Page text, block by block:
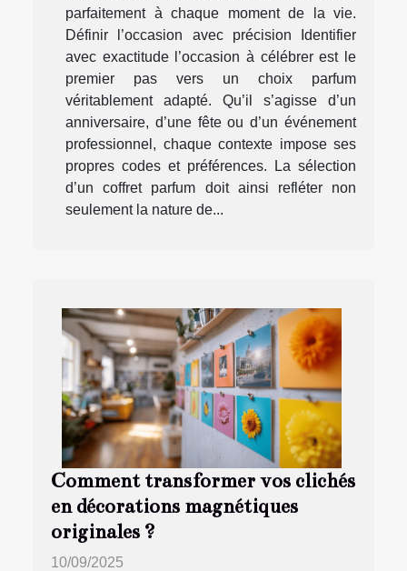
parfaitement à chaque moment de la vie.
Définir l’occasion avec précision Identifier
avec exactitude l’occasion à célébrer est le
premier pas vers un choix parfum
véritablement adapté. Qu’il s’agisse d’un
anniversaire, d’une fête ou d’un événement
professionnel, chaque contexte impose ses
propres codes et préférences. La sélection
d’un coffret parfum doit ainsi refléter non
seulement la nature de...
Comment transformer vos clichés
en décorations magnétiques
originales ?
10/09/2025